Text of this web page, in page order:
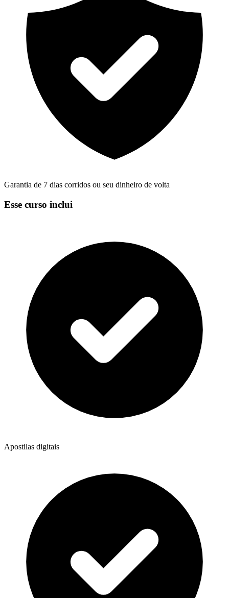
Garantia de 7 dias corridos ou seu dinheiro de volta
Esse curso inclui
Apostilas digitais